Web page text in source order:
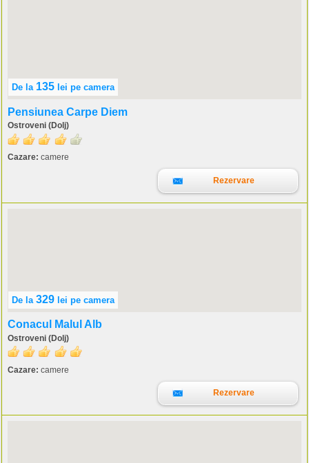
De la 135 lei pe camera
Pensiunea Carpe Diem
Ostroveni (Dolj)
Cazare: camere
Rezervare
De la 329 lei pe camera
Conacul Malul Alb
Ostroveni (Dolj)
Cazare: camere
Rezervare